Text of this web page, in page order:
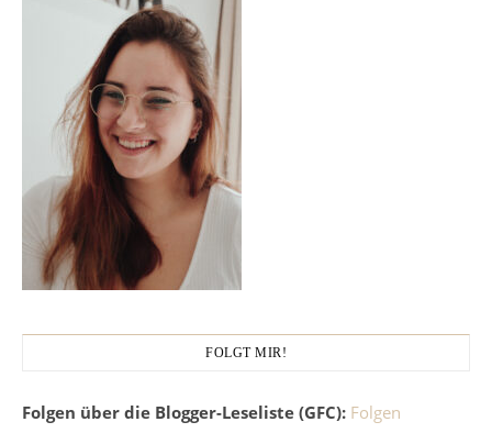
FOLGT MIR!
Folgen über die Blogger-Leseliste (GFC): Folgen